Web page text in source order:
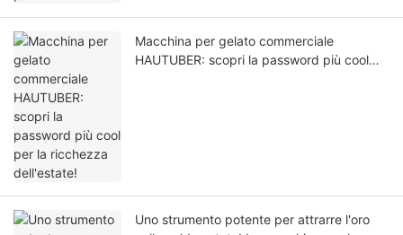
Macchina per gelato commerciale
HAUTUBER: scopri la password più cool
Uno strumento potente per attrarre l'oro